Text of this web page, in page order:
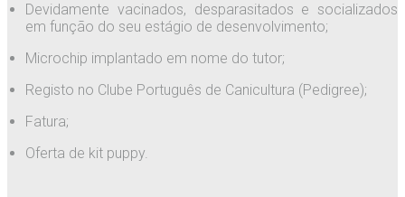
Devidamente vacinados, desparasitados e socializados
em função do seu estágio de desenvolvimento;
Microchip implantado em nome do tutor;
Registo no Clube Português de Canicultura (Pedigree);
Fatura;
Oferta de kit puppy.